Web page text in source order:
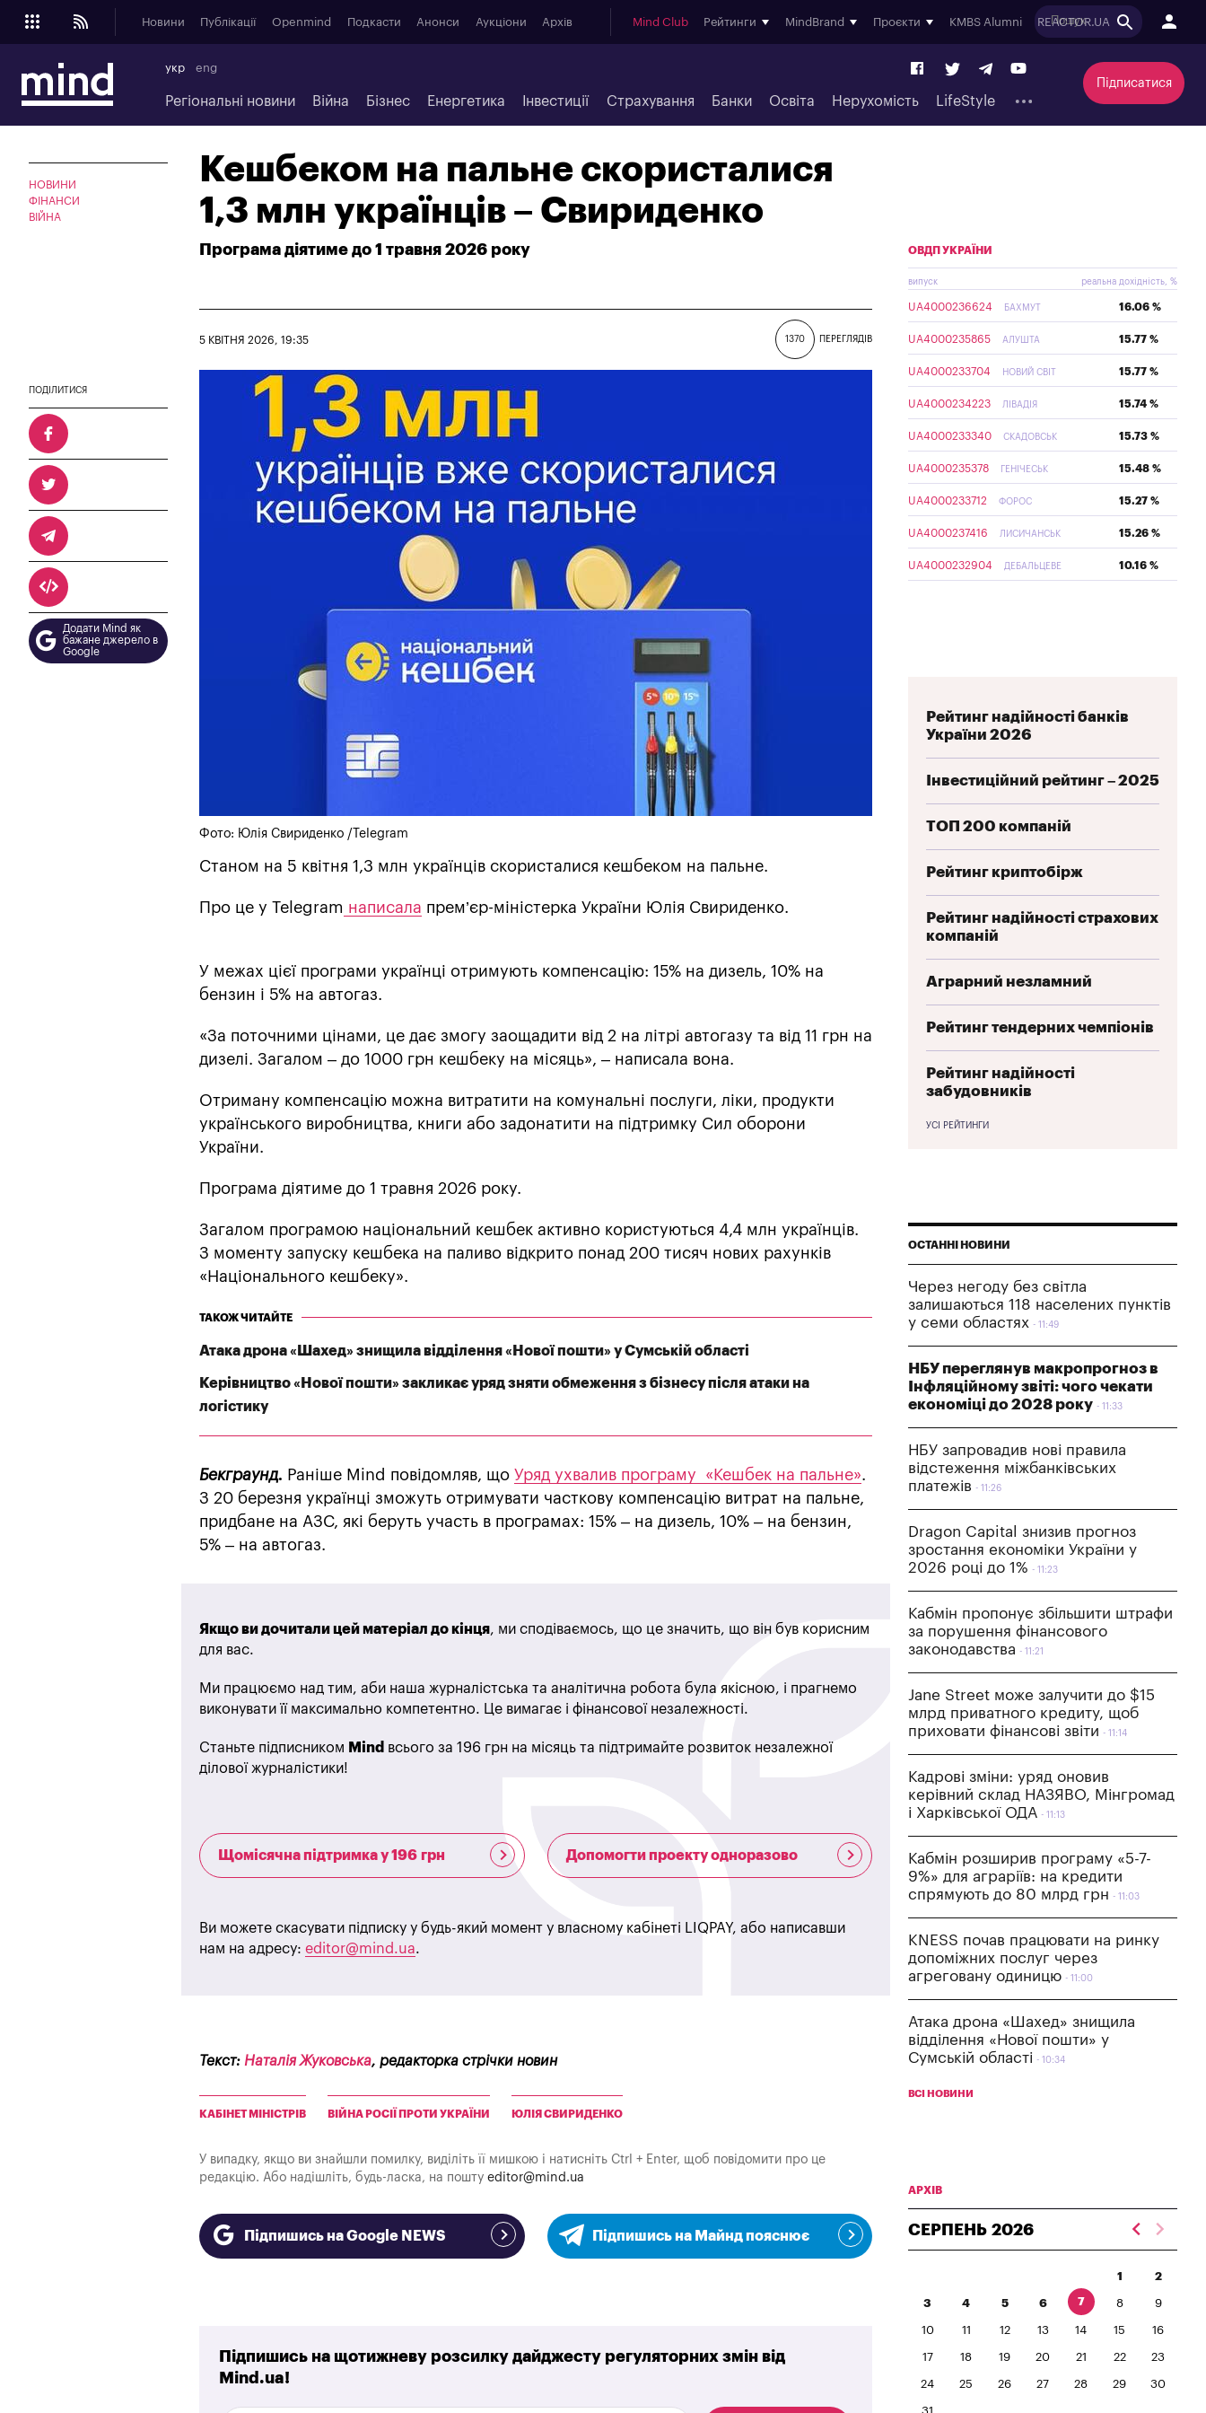
Новини Публікації Openmind Подкасти Анонси Аукціони Архів Mind Club Рейтинги MindBrand Проєкти KMBS Alumni REACTOR.UA
укр eng
Регіональні новини Війна Бізнес Енергетика Інвестиції Страхування Банки Освіта Нерухомість LifeStyle
Підписатися
НОВИНИ
ФІНАНСИ
ВІЙНА
Кешбеком на пальне скористалися
1,3 млн українців – Свириденко
Програма діятиме до 1 травня 2026 року
1370 ПЕРЕГЛЯДІВ
5 КВІТНЯ 2026, 19:35
ПОДІЛИТИСЯ
Додати Mind як
бажане джерело в
Google
Фото: Юлія Свириденко /Telegram
Станом на 5 квітня 1,3 млн українців скористалися кешбеком на пальне.
Про це у Telegram написала прем’єр-міністерка України Юлія Свириденко.
У межах цієї програми українці отримують компенсацію: 15% на дизель, 10% на
бензин і 5% на автогаз.
«За поточними цінами, це дає змогу заощадити від 2 на літрі автогазу та від 11 грн на
дизелі. Загалом – до 1000 грн кешбеку на місяць», – написала вона.
Отриману компенсацію можна витратити на комунальні послуги, ліки, продукти
українського виробництва, книги або задонатити на підтримку Сил оборони
України.
Програма діятиме до 1 травня 2026 року.
Загалом програмою національний кешбек активно користуються 4,4 млн українців.
З моменту запуску кешбека на паливо відкрито понад 200 тисяч нових рахунків
«Національного кешбеку».
ТАКОЖ ЧИТАЙТЕ
Атака дрона «Шахед» знищила відділення «Нової пошти» у Сумській області
Керівництво «Нової пошти» закликає уряд зняти обмеження з бізнесу після атаки на
логістику
Бекграунд. Раніше Mind повідомляв, що Уряд ухвалив програму «Кешбек на пальне».
З 20 березня українці зможуть отримувати часткову компенсацію витрат на пальне,
придбане на АЗС, які беруть участь в програмах: 15% – на дизель, 10% – на бензин,
5% – на автогаз.
Якщо ви дочитали цей матеріал до кінця, ми сподіваємось, що це значить, що він був корисним
для вас.
Ми працюємо над тим, аби наша журналістська та аналітична робота була якісною, і прагнемо
виконувати її максимально компетентно. Це вимагає і фінансової незалежності.
Станьте підписником Mind всього за 196 грн на місяць та підтримайте розвиток незалежної
ділової журналістики!
Щомісячна підтримка у 196 грн Допомогти проекту одноразово
Ви можете скасувати підписку у будь-який момент у власному кабінеті LIQPAY, або написавши
нам на адресу: editor@mind.ua.
Текст: Наталія Жуковська, редакторка стрічки новин
КАБІНЕТ МІНІСТРІВ ВІЙНА РОСІЇ ПРОТИ УКРАЇНИ ЮЛІЯ СВИРИДЕНКО
У випадку, якщо ви знайшли помилку, виділіть її мишкою і натисніть Ctrl + Enter, щоб повідомити про це
редакцію. Або надішліть, будь-ласка, на пошту editor@mind.ua
Підпишись на Google NEWS Підпишись на Майнд пояснює
Підпишись на щотижневу розсилку дайджесту регуляторних змін від
Mind.ua!
ОВДП УКРАЇНИ
випуск реальна дохідність, %
UA4000236624 БАХМУТ 16.06 %
UA4000235865 АЛУШТА 15.77 %
UA4000233704 НОВИЙ СВІТ 15.77 %
UA4000234223 ЛІВАДІЯ 15.74 %
UA4000233340 СКАДОВСЬК 15.73 %
UA4000235378 ГЕНІЧЕСЬК 15.48 %
UA4000233712 ФОРОС 15.27 %
UA4000237416 ЛИСИЧАНСЬК 15.26 %
UA4000232904 ДЕБАЛЬЦЕВЕ 10.16 %
Рейтинг надійності банків
України 2026
Інвестиційний рейтинг – 2025
ТОП 200 компаній
Рейтинг криптобірж
Рейтинг надійності страхових
компаній
Аграрний незламний
Рейтинг тендерних чемпіонів
Рейтинг надійності
забудовників
УСІ РЕЙТИНГИ
ОСТАННІ НОВИНИ
Через негоду без світла
залишаються 118 населених пунктів
у семи областях
11:49
НБУ переглянув макропрогноз в
Інфляційному звіті: чого чекати
економіці до 2028 року
11:33
НБУ запровадив нові правила
відстеження міжбанківських
платежів
11:26
Dragon Capital знизив прогноз
зростання економіки України у
2026 році до 1%
11:23
Кабмін пропонує збільшити штрафи
за порушення фінансового
законодавства
11:21
Jane Street може залучити до $15
млрд приватного кредиту, щоб
приховати фінансові звіти
11:14
Кадрові зміни: уряд оновив
керівний склад НАЗЯВО, Мінгромад
і Харківської ОДА
11:13
Кабмін розширив програму «5-7-
9%» для аграріїв: на кредити
спрямують до 80 млрд грн
11:03
KNESS почав працювати на ринку
допоміжних послуг через
агреговану одиницю
11:00
Атака дрона «Шахед» знищила
відділення «Нової пошти» у
Сумській області
10:34
ВСІ НОВИНИ
АРХІВ
СЕРПЕНЬ 2026
1 2
3 4 5 6 7 8 9
10 11 12 13 14 15 16
17 18 19 20 21 22 23
24 25 26 27 28 29 30
31